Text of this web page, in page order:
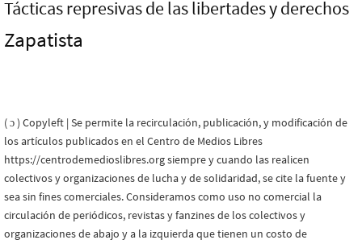
Tácticas represivas de las libertades y derechos
Zapatista
( ɔ ) Copyleft | Se permite la recirculación, publicación, y modificación de
los artículos publicados en el Centro de Medios Libres
https://centrodemedioslibres.org siempre y cuando las realicen
colectivos y organizaciones de lucha y de solidaridad, se cite la fuente y
sea sin fines comerciales. Consideramos como uso no comercial la
circulación de periódicos, revistas y fanzines de los colectivos y
organizaciones de abajo y a la izquierda que tienen un costo de